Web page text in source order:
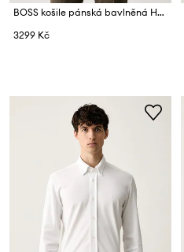
BOSS košile pánská bavlněná H-LIAM-BD-E-C1-263
3299 Kč